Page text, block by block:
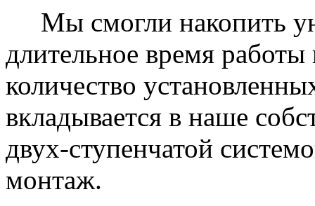
Мы смогли накопить
длительное время
количество
вкладывается в наше
двух-ступенчатой
монтаж.